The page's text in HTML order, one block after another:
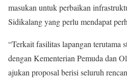
masukan untuk perbaikan
Sidikalang yang perlu mendapat
“Terkait fasilitas lapangan terutama
dengan Kementerian Pemuda dan
ajukan proposal berisi seluruh